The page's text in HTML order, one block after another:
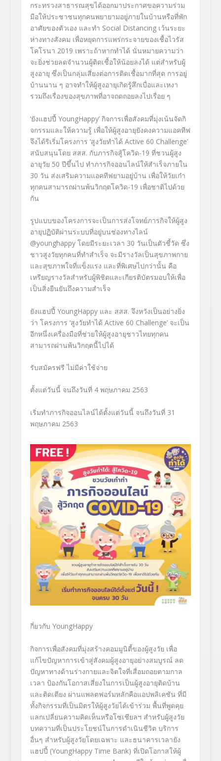
กระทรวงสาธารณสุขได้ออกมาประกาศขอความร่วม
มือให้ประชาชนทุกคนพยายามอยู่ภายในบ้านหรือที่พัก
อาศัยของตัวเอง และทำ Social Distancing เว้นระยะ
ห่างทางสังคม เพื่อหยุดการแพร่กระจายของเชื้อไวรัส
โคโรนา 2019 เพราะถ้าหากทำได้ นั่นหมายความว่า
จะยิ่งช่วยลดจำนวนผู้ติดเชื้อให้น้อยลงได้ แต่สำหรับผู้
สูงอายุ ซึ่งเป็นกลุ่มเสี่ยงต่อการติดเชื้อมากที่สุด การอยู่
บ้านนาน ๆ อาจทำให้ผู้สูงอายุเกิดรู้สึกเบื่อและเหงา
รวมถึงเรื่องของสุขภาพที่อาจถดถอยลงไปเรื่อย ๆ
‘ยังแฮปปี้ YoungHappy’ กิจการเพื่อสังคมที่มุ่งเน้นจัดกิ
จกรรมและให้ความรู้ เพื่อให้ผู้สูงอายุยังคงความแอคทีฟ
จึงได้ริเริ่มโครงการ ‘สูงวัยทำได้ Active 60 Challenge’
สนับสนุนโดย สสส. กับภารกิจสู้โควิด-19 ที่ชวนผู้สูง
อายุวัย 50 ปีขึ้นไป ทำภารกิจออนไลน์ให้สำเร็จภายใน
30 วัน ส่งเสริมความแอคทีฟยามอยู่บ้าน เพื่อให้วัยเก๋า
ทุกคนสามารถผ่านพ้นวิกฤตโควิด-19 เพื่อชาติไปด้วย
กัน
รูปแบบของโครงการจะเป็นการส่งโจทย์ภารกิจให้ผู้สูง
อายุปฏิบัติผ่านระบบที่อยู่บนช่องทางไลน์
@younghappyโดยมีระยะเวลา 30 วันเป็นตัวชี้วัด ซึ่ง
ชาวสูงวัยทุกคนที่ทำสำเร็จ จะมีรางวัลเป็นสุขภาพกาย
และสุขภาพใจที่แข็งแรง และที่พิเศษไปกว่านั้น คือ
เหรียญรางวัลสำหรับผู้พิชิตและเกียรติบัตรมอบให้เพื่อ
เป็นสิ่งยืนยันถึงความสำเร็จ
ยังแฮปปี้ YoungHappy และ สสส. จึงหวังเป็นอย่างยิ่ง
ว่า โครงการ ‘สูงวัยทำได้ Active 60 Challenge’จะเป็น
อีกหนึ่งเครื่องมือที่ช่วยให้ผู้สูงอายุชาวไทยทุกคน
สามารถผ่านพ้นวิกฤตนี้ไปได้
รับสมัครฟรี ไม่มีค่าใช้จ่าย
ตั้งแต่วันนี้ จนถึงวันที่ 4 พฤษภาคม 2563
เริ่มทำภารกิจออนไลน์ได้ตั้งแต่วันนี้ จนถึงวันที่ 31
พฤษภาคม 2563
กี่ยวกับ YoungHappy
กิจการเพื่อสังคมที่มุ่งสร้างคอมมูนิตี้ของผู้สูงวัย เพื่อ
แก้ไขปัญหาการเข้าสู่สังคมผู้สูงอายุอย่างสมบูรณ์ ลด
ปัญหาทางด้านร่างกายและจิตใจที่เสื่อมถอยตามกาล
เวลา ป้องกันโอกาสเสี่ยงในการเป็นผู้สูงอายุติดบ้าน
และติดเตียง ผ่านแพลตฟอร์มหลักคือแอปพลิเคชัน ที่มี
ทั้งกิจกรรมที่เป็นมิตรให้ผู้สูงวัยได้เข้าร่วม พื้นที่พูดคุย
แลกเปลี่ยนความคิดเห็นหรือโซเชียลฯ สำหรับผู้สูงวัย
บทความที่เป็นประโยชน์ในการดำเนินชีวิต บริการ
อื่นๆ สำหรับผู้สูงวัยโดยเฉพาะ และธนาคารเวลายัง
แฮปปี้ (YoungHappy Time Bank) ที่เปิดโอกาสให้ผู้